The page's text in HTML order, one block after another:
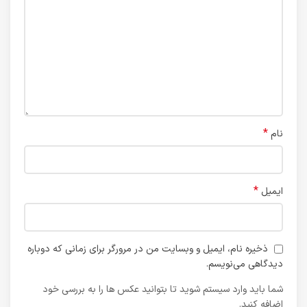
نام *
ایمیل *
ذخیره نام، ایمیل و وبسایت من در مرورگر برای زمانی که دوباره
دیدگاهی می‌نویسم.
شما باید وارد سیستم شوید تا بتوانید عکس ها را به بررسی خود